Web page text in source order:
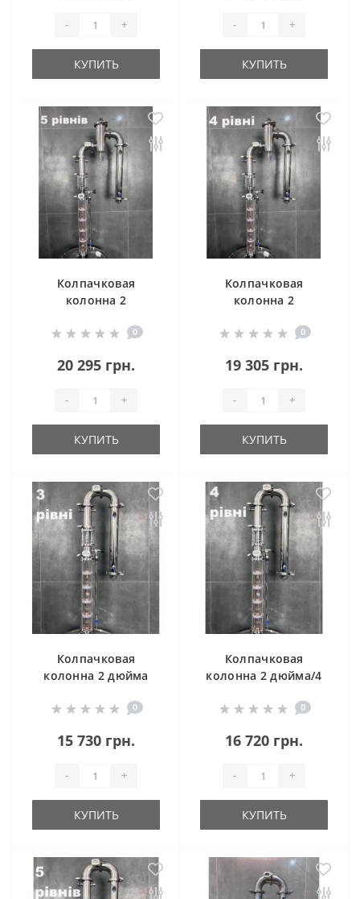
- +
КУПИТЬ
- +
КУПИТЬ
Колпачковая
колонна 2
Cristal Profi Plus
0
20 295 грн.
- +
КУПИТЬ
Колпачковая
колонна 2
Cristal Profi Plus
0
19 305 грн.
- +
КУПИТЬ
Колпачковая
колонна 2 дюйма
0
15 730 грн.
- +
КУПИТЬ
Колпачковая
колонна 2 дюйма/4
0
16 720 грн.
- +
КУПИТЬ